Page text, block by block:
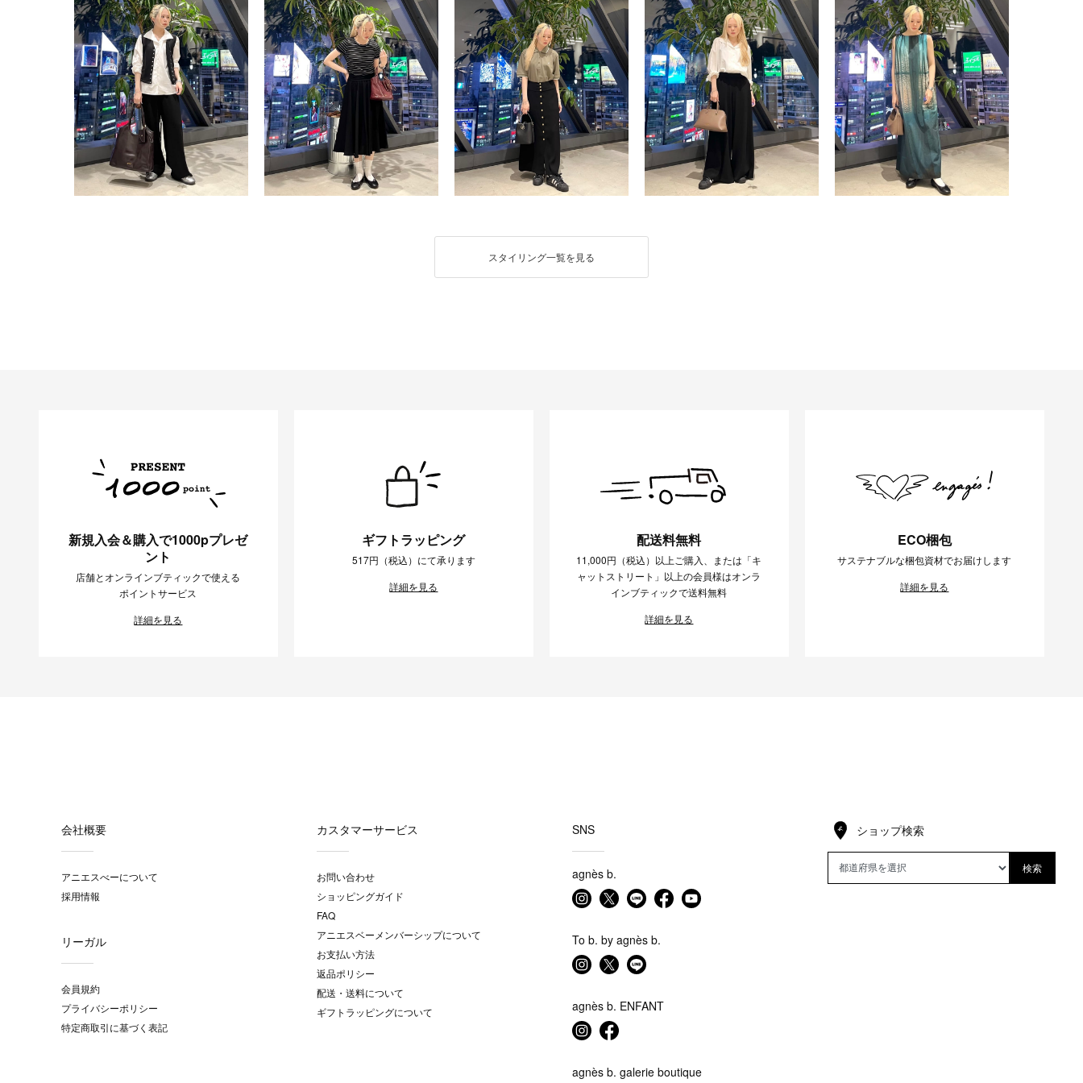
スタイリング一覧を見る
新規入会＆購入で1000pプレゼ
ント
店舗とオンラインブティックで使える
ポイントサービス
詳細を見る
ギフトラッピング
517円（税込）にて承ります
詳細を見る
配送料無料
11,000円（税込）以上ご購入、または「キ
ャットストリート」以上の会員様はオンラ
インブティックで送料無料
詳細を見る
ECO梱包
サステナブルな梱包資材でお届けします
詳細を見る
会社概要
アニエスべーについて
採用情報
リーガル
会員規約
プライバシーポリシー
特定商取引に基づく表記
カスタマーサービス
お問い合わせ
ショッピングガイド
FAQ
アニエスベーメンバーシップについて
お支払い方法
返品ポリシー
配送・送料について
ギフトラッピングについて
SNS
agnès b.
To b. by agnès b.
agnès b. ENFANT
agnès b. galerie boutique
ショップ検索
検索